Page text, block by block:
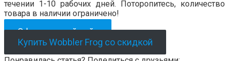
течении 1-10 рабочих дней. Поторопитесь, количество
товара в наличии ограничено!
Официальный сайт
Купить Wobbler Frog со скидкой